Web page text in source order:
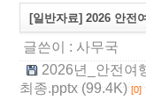
[일반자료] 2026 안전
글쓴이 : 사무국
2026년_안전여
최종.pptx (99.4K) [0]